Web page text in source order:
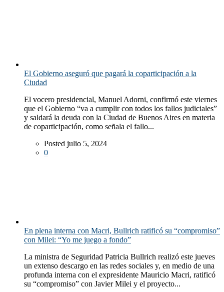
El Gobierno aseguró que pagará la coparticipación a la
Ciudad
El vocero presidencial, Manuel Adorni, confirmó este viernes
que el Gobierno “va a cumplir con todos los fallos judiciales”
y saldará la deuda con la Ciudad de Buenos Aires en materia
de coparticipación, como señala el fallo...
Posted julio 5, 2024
0
En plena interna con Macri, Bullrich ratificó su “compromiso”
con Milei: “Yo me juego a fondo”
La ministra de Seguridad Patricia Bullrich realizó este jueves
un extenso descargo en las redes sociales y, en medio de una
profunda interna con el expresidente Mauricio Macri, ratificó
su “compromiso” con Javier Milei y el proyecto...